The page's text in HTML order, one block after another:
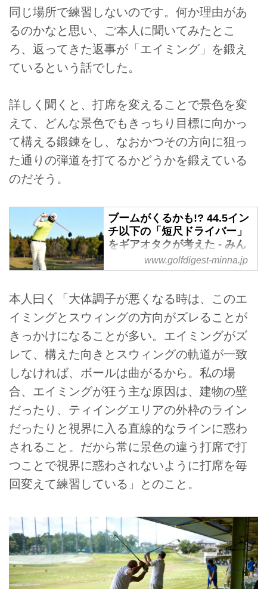
同じ場所で練習しないのです。何か理由があ
るのかなと思い、ご本人に聞いてみたとこ
ろ、返ってきた返事が「エイミング」を鍛え
ているという話でした。
詳しく聞くと、打席を変えることで景色を変
えて、どんな景色でもきっちり目標に向かっ
て構える鍛錬をし、なおかつその方向に狙っ
た通りの弾道を打てるかどうかを鍛えている
のだそう。
ブームがくるかも!? 44.5イン
チ以下の「短尺ドライバー」
をギアオタクが考えた - みん
なのゴルフダイジェスト
多いからか、長尺ドライバーが流
行りは定期的に訪れる。しかし、
今注目されているのは「短尺ドラ
イバー」だと話すのは業界イチギ
倉勇人。一体どういいの？
www.golfdigest-minna.jp
本人曰く「大体調子が悪くなる時は、このエ
イミングとスウィングの方向がズレることが
きっかけになることが多い。エイミングがズ
レて、構えた向きとスウィングの軌道が一致
しなければ、ボールは曲がるから。私の場
合、エイミングが狂う主な原因は、建物の壁
だったり、ティイングエリアの外枠のライン
だったりと視界に入る直線的なラインに惑わ
されること。だから常に景色の違う打席で打
つことで視界に惑わされないように打席を毎
回変えて練習している」とのこと。